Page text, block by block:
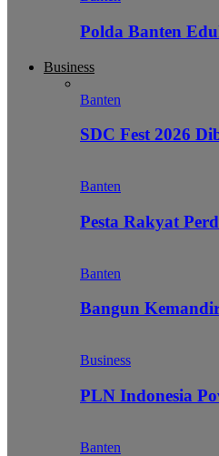
Polda Banten
Business
Banten
SDC Fest 2026
Banten
Pesta Rakyat
Banten
Bangun
Business
PLN Indonesia
Banten